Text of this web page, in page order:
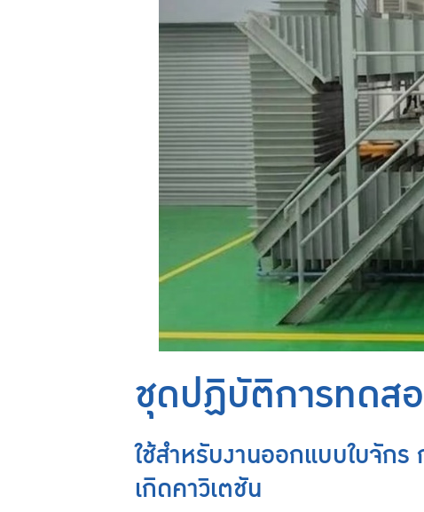
ชุดปฏิบัติการทดส
ใช้สำหรับงานออกแบบใบจักร
เกิดคาวิเตชัน